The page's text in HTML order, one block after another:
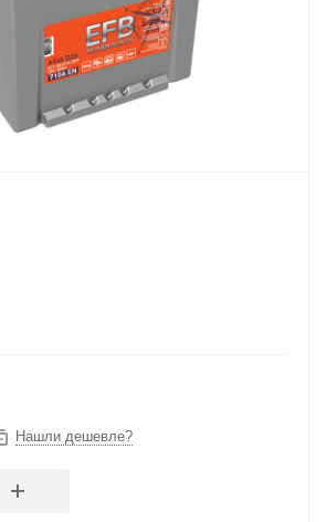
Нашли дешевле?